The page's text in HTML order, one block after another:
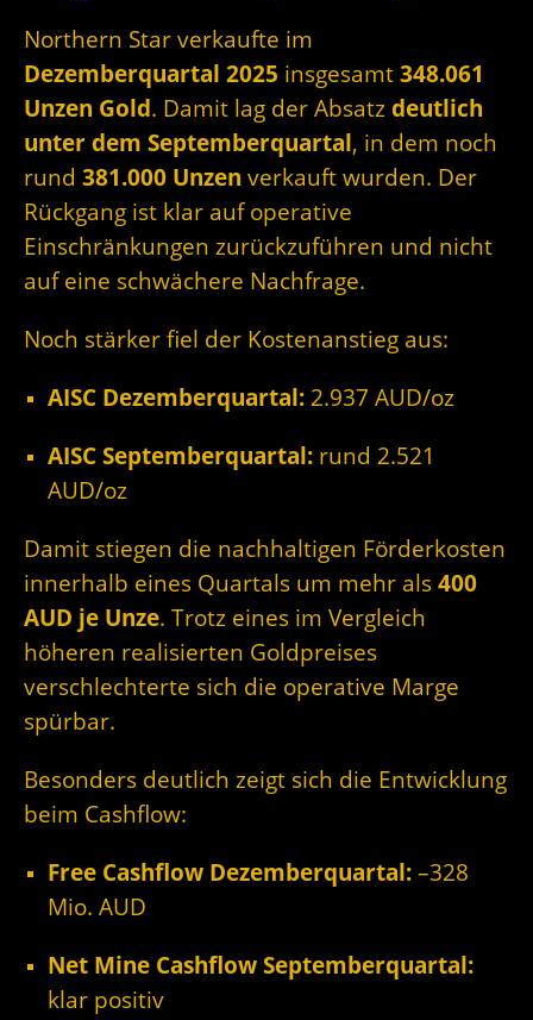
Northern Star verkaufte im
Dezemberquartal 2025 insgesamt 348.061
Unzen Gold. Damit lag der Absatz deutlich
unter dem Septemberquartal, in dem noch
rund 381.000 Unzen verkauft wurden. Der
Rückgang ist klar auf operative
Einschränkungen zurückzuführen und nicht
auf eine schwächere Nachfrage.
Noch stärker fiel der Kostenanstieg aus:
AISC Dezemberquartal: 2.937 AUD/oz
AISC Septemberquartal: rund 2.521
AUD/oz
Damit stiegen die nachhaltigen Förderkosten
innerhalb eines Quartals um mehr als 400
AUD je Unze. Trotz eines im Vergleich
höheren realisierten Goldpreises
verschlechterte sich die operative Marge
spürbar.
Besonders deutlich zeigt sich die Entwicklung
beim Cashflow:
Free Cashflow Dezemberquartal: –328
Mio. AUD
Net Mine Cashflow Septemberquartal:
klar positiv